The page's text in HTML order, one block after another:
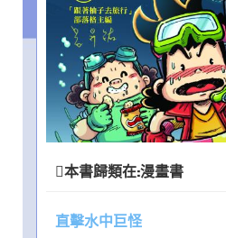
本書歸類在:漫畫書
直擊水中巨怪